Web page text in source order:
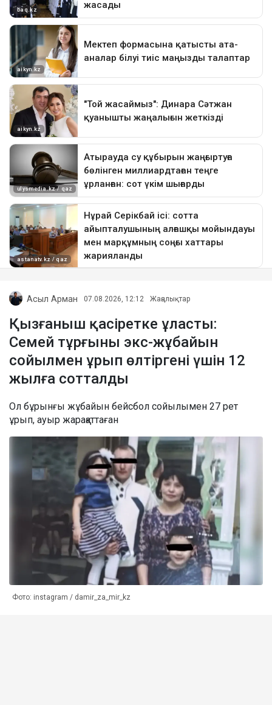
Асыл Арман 07.08.2026, 12:12 Жаңалықтар
Қызғаныш қасіретке ұласты:
Семей тұрғыны экс-жұбайын
сойылмен ұрып өлтіргені үшін 12
жылға сотталды
Ол бұрынғы жұбайын бейсбол сойылымен 27 рет
ұрып, ауыр жарақаттаған
Фото: instagram / damir_za_mir_kz